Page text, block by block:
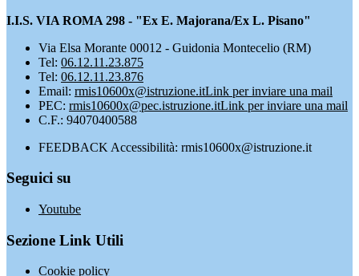
I.I.S. VIA ROMA 298 - "Ex E. Majorana/Ex L. Pisano"
Via Elsa Morante 00012 - Guidonia Montecelio (RM)
Tel: 06.12.11.23.875
Tel: 06.12.11.23.876
Email: rmis10600x@istruzione.itLink per inviare una mail
PEC: rmis10600x@pec.istruzione.itLink per inviare una mail
C.F.: 94070400588
FEEDBACK Accessibilità: rmis10600x@istruzione.it
Seguici su
Youtube
Sezione Link Utili
Cookie policy